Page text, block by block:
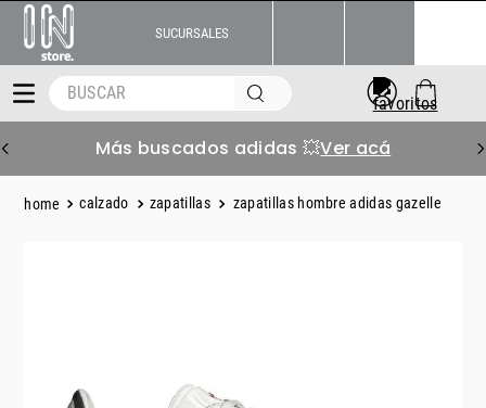
SUCURSALES
BUSCAR
Más buscados adidas 💥Ver acá
calzado zapatillas zapatillas hombre adidas gazelle